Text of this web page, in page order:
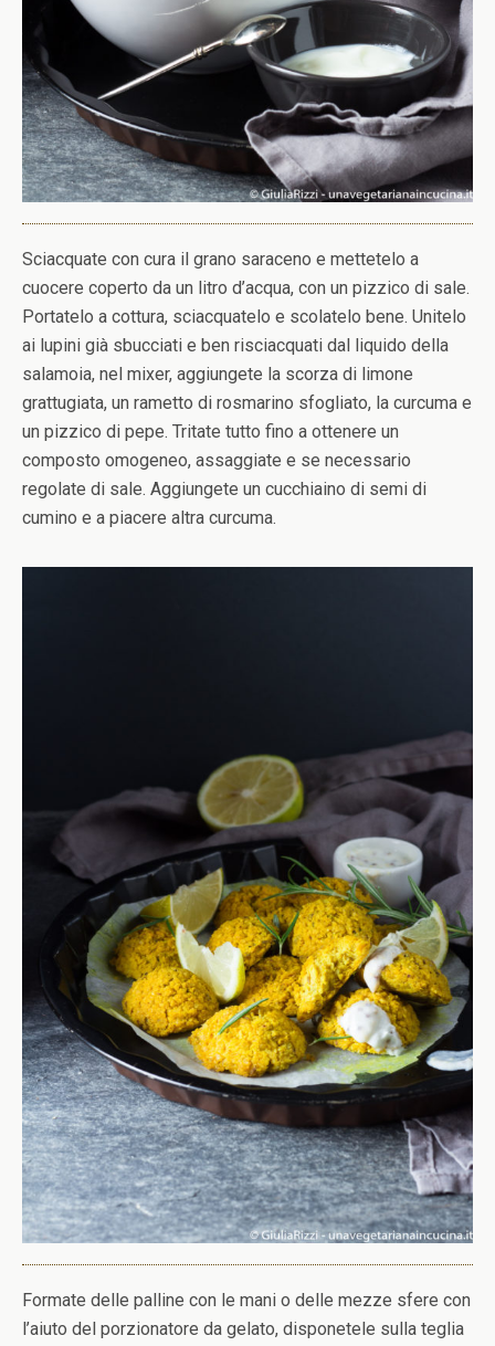
Sciacquate con cura il grano saraceno e mettetelo a
cuocere coperto da un litro d’acqua, con un pizzico di sale.
Portatelo a cottura, sciacquatelo e scolatelo bene. Unitelo
ai lupini già sbucciati e ben risciacquati dal liquido della
salamoia, nel mixer, aggiungete la scorza di limone
grattugiata, un rametto di rosmarino sfogliato, la curcuma e
un pizzico di pepe. Tritate tutto fino a ottenere un
composto omogeneo, assaggiate e se necessario
regolate di sale. Aggiungete un cucchiaino di semi di
cumino e a piacere altra curcuma.
Formate delle palline con le mani o delle mezze sfere con
l’aiuto del porzionatore da gelato, disponetele sulla teglia